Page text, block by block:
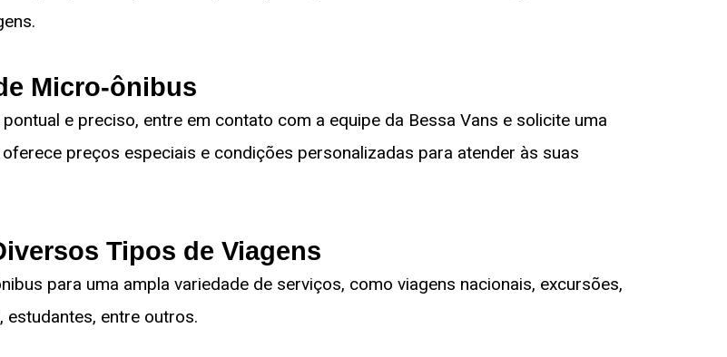
Micro-ônibus
e preciso, entre em contato com a equipe da Bessa Vans e solicite uma
preços especiais e condições personalizadas para atender às suas
Tipos de Viagens
para uma ampla variedade de serviços, como viagens nacionais, excursões,
entre outros.